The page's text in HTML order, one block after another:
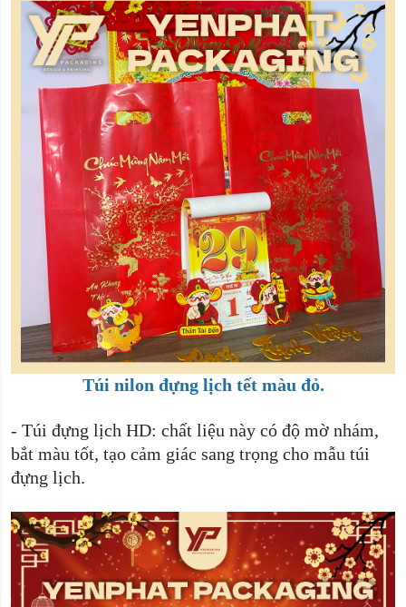
Túi nilon đựng lịch tết màu đỏ.
- Túi đựng lịch HD: chất liệu này có độ mờ nhám,
bắt màu tốt, tạo cảm giác sang trọng cho mẫu túi
đựng lịch.